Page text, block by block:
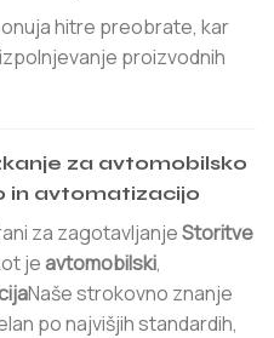
hitre preobrate, kar
proizvodnih
za avtomobilsko
in avtomatizacijo
za zagotavljanjeStoritve
je avtomobilski,
Naše strokovno znanje
po najvišjih standardih,